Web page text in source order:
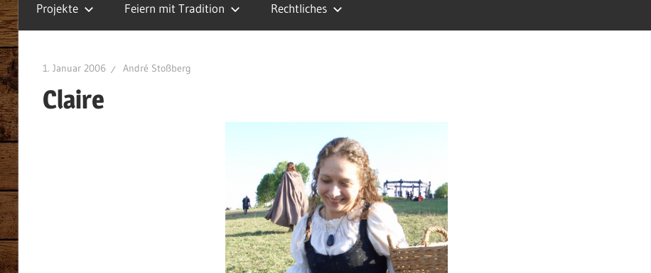
Projekte Feiern mit Tradition Rechtliches
1. Januar 2006 André Stoßberg
Claire